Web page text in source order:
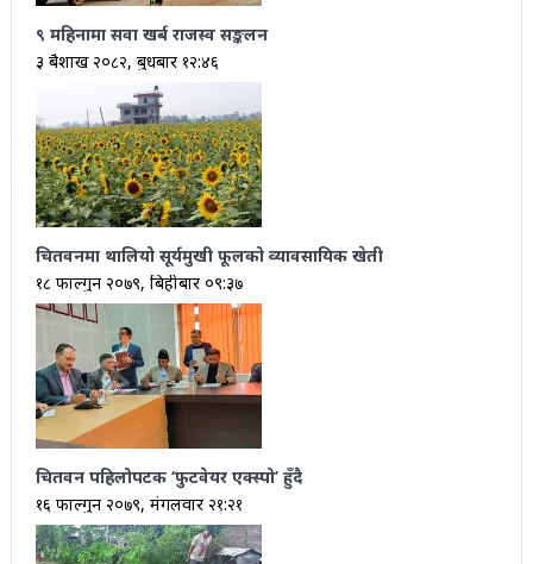
९ महिनामा सवा खर्ब राजस्व सङ्कलन
३ बैशाख २०८२, बुधबार १२:४६
चितवनमा थालियो सूर्यमुखी फूलको व्यावसायिक खेती
१८ फाल्गुन २०७९, बिहीबार ०९:३७
चितवन पहिलोपटक ‘फुटवेयर एक्स्पो’ हुँदै
१६ फाल्गुन २०७९, मंगलवार २१:२१